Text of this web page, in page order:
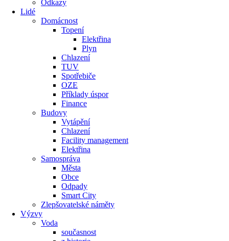
Odkazy
Lidé
Domácnost
Topení
Elektřina
Plyn
Chlazení
TUV
Spotřebiče
OZE
Příklady úspor
Finance
Budovy
Vytápění
Chlazení
Facility management
Elektřina
Samospráva
Města
Obce
Odpady
Smart City
Zlepšovatelské náměty
Výzvy
Voda
současnost